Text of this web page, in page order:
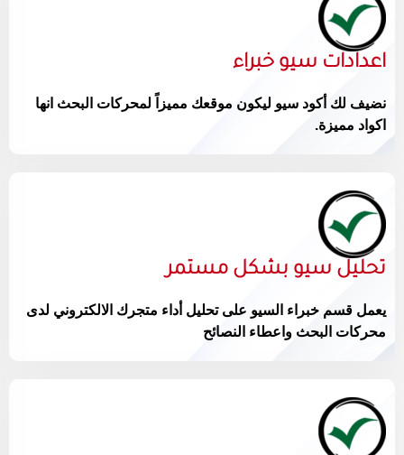
اعدادات سيو خبراء
نضيف لك أكود سيو ليكون موقعك مميزاً لمحركات البحث انها
اكواد مميزة.
تحليل سيو بشكل مستمر
يعمل قسم خبراء السيو على تحليل أداء متجرك الالكتروني لدى
محركات البحث واعطاء النصائح